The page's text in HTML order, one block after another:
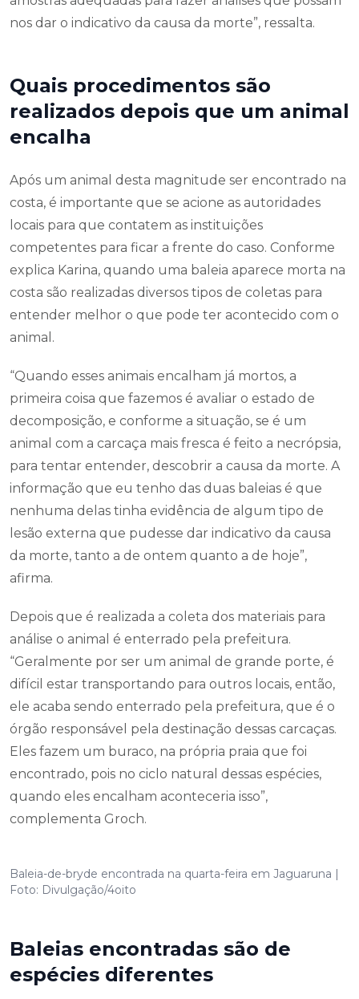
nos dar o indicativo da causa da morte”, ressalta.
Quais procedimentos são
realizados depois que um animal
encalha
Após um animal desta magnitude ser encontrado na
costa, é importante que se acione as autoridades
locais para que contatem as instituições
competentes para ficar a frente do caso. Conforme
explica Karina, quando uma baleia aparece morta na
costa são realizadas diversos tipos de coletas para
entender melhor o que pode ter acontecido com o
animal.
“Quando esses animais encalham já mortos, a
primeira coisa que fazemos é avaliar o estado de
decomposição, e conforme a situação, se é um
animal com a carcaça mais fresca é feito a necrópsia,
para tentar entender, descobrir a causa da morte. A
informação que eu tenho das duas baleias é que
nenhuma delas tinha evidência de algum tipo de
lesão externa que pudesse dar indicativo da causa
da morte, tanto a de ontem quanto a de hoje”,
afirma.
Depois que é realizada a coleta dos materiais para
análise o animal é enterrado pela prefeitura.
“Geralmente por ser um animal de grande porte, é
difícil estar transportando para outros locais, então,
ele acaba sendo enterrado pela prefeitura, que é o
órgão responsável pela destinação dessas carcaças.
Eles fazem um buraco, na própria praia que foi
encontrado, pois no ciclo natural dessas espécies,
quando eles encalham aconteceria isso”,
complementa Groch.
Baleia-de-bryde encontrada na quarta-feira em Jaguaruna |
Foto: Divulgação/4oito
Baleias encontradas são de
espécies diferentes